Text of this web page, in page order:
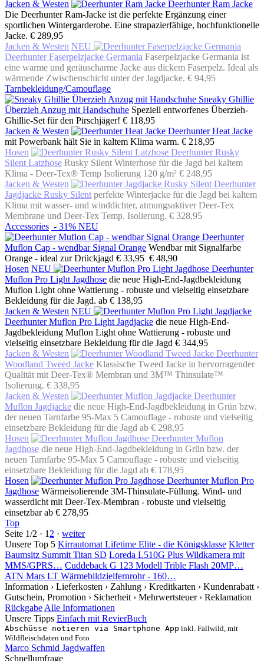
Jacken & Westen
Deerhunter Ram Jacke
Die Deerhunter Ram-Jacke ist die perfekte Ergänzung einer
sportlichen Wintergarderobe. Eine strapazierfähige, hochfunktionelle
Jacke. € 289,95
Jacken & Westen NEU
Deerhunter Faserpelzjacke Germania Faserpelzjacke Germania ist
eine warme und geräuscharme Jacke aus dickem Faserpelz. Ideal als
wärmende Zwischenschicht unter der Jagdjacke. € 94,95
Tarnbekleidung/Camouflage
Sneaky Ghillie
Überzieh Anzug mit Handschuhe Speziell entworfenes Überzieh-
Ghillie-Set für den Pirschjäger! € 118,95
Jacken & Westen
Deerhunter Heat Jacke
mit Powerbank hält Sie in kaltem Klima warm. € 218,95
Hosen
Deerhunter Rusky
Silent Latzhose Rusky Silent Winterhose für die Jagd bei kaltem
Klima - Deer-Tex® Temp Isolierung 120 g/m² € 248,95
Jacken & Westen
Deerhunter
Jagdjacke Rusky Silent perfekte Winterjacke für die Jagd bei kaltem
Klima mit wasser- und winddichter, atmungsaktiver Deer-Tex
Membrane und Deer-Tex Temp. Isolierung. € 328,95
Accessories - 31% NEU
Deerhunter
Muflon Cap - wendbar Signal Orange Wendbar mit Signalfarbe
Orange - ideal zur Drückjagd € 33,95 € 48,90
Hosen NEU
Deerhunter
Muflon Pro Light Jagdhose die neue High-End-Jagdbekleidung
Muflon Light ohne Wattierung - robuste und vielseitig einsetzbare
Bekleidung für die Jagd. ab € 138,95
Jacken & Westen NEU
Deerhunter Muflon Pro Light Jagdjacke die neue High-End-
Jagdbekleidung Muflon Light ohne Wattierung - robuste und
vielseitig einsetzbare Bekleidung für die Jagd € 344,95
Jacken & Westen
Deerhunter
Woodland Tweed Jacke Klassische Tweed Jacke in hervorragender
Qualität mit Deer-Tex® Membran und 3M™ Thinsulate™
Isolierung. € 338,95
Jacken & Westen
Deerhunter
Muflon Jagdjacke die neue High-End-Jagdbekleidung in Grün bzw.
der neuen Tarnfarbe 95-Max 5 Camouflage - robuste und vielseitig
einsetzbare Bekleidung für die Jagd ab € 298,95
Hosen
Deerhunter Muflon
Jagdhose die neue High-End-Jagdbekleidung in Grün bzw. der
neuen Tarnfarbe 95-Max 5 Camouflage - robuste und vielseitig
einsetzbare Bekleidung für die Jagd ab € 178,95
Hosen
Deerhunter Muflon Pro
Jagdhose Wärmeisolierende 3M-Thinsulate-Füllung. Wind- und
wasserdicht mit Deer-Tex-Membran - robuste und vielseitig
einsetzbar ab € 278,95
Top
Seite 1/2 · 1 2 · weiter
Unsere Top 5 Kirrautomat Lifetime Elite - die Königsklasse Kletter
Baumsitz Summit Titan SD Loreda L510G Plus Wildkamera mit
MMS/GPRS… Cuddeback G 123 Modell Trible Flash 20MP…
ATN Mars LT Wärmebildzielfernrohr - 160…
Information › Lieferkosten › Zahlung › Kreditkarten › Kundenrabatt ›
Gutschein, Promotion › Sicherheit › Mehrwertsteuer › Reklamation
Rückgabe Alle Informationen
Unsere Tipps Einfach mit RevierBuch
Abschüsse notieren via Smartphone App inkl. Fallwild, mit
Wildfleischdaten und Foto
Marco Schmid Jagdwaffen
Schnellumfrage